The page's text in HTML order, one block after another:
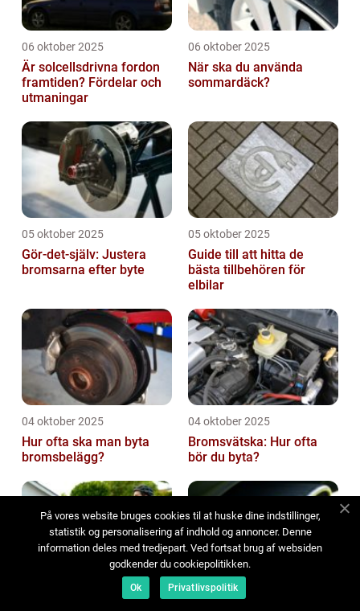
06 oktober 2025
Är solcellsdrivna fordon
framtiden? Fördelar och
utmaningar
06 oktober 2025
När ska du använda
sommardäck?
05 oktober 2025
Gör-det-själv: Justera
bromsarna efter byte
05 oktober 2025
Guide till att hitta de
bästa tillbehören för
elbilar
04 oktober 2025
Hur ofta ska man byta
bromsbelägg?
04 oktober 2025
Bromsvätska: Hur ofta
bör du byta?
03 oktober 2025
På vores website bruges cookies til at huske dine indstillinger,
statistik og personalisering af indhold og annoncer. Denne
information deles med tredjepart. Ved fortsat brug af websiden
godkender du cookiepolitikken.
Ok Privatlivspolitik